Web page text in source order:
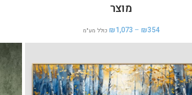
מוצר
₪354
–
₪1,073 כולל מע"מ